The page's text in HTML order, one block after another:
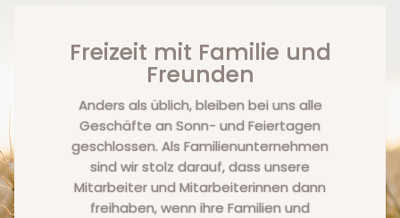
Freizeit mit Familie und
Freunden
Anders als üblich, bleiben bei uns alle
Geschäfte an Sonn- und Feiertagen
geschlossen. Als Familienunternehmen
sind wir stolz darauf, dass unsere
Mitarbeiter und Mitarbeiterinnen dann
freihaben, wenn ihre Familien und